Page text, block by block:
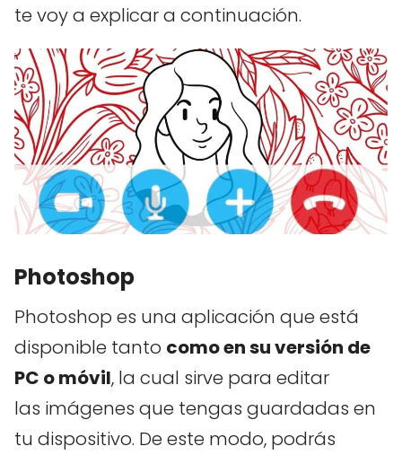
te voy a explicar a continuación.
Photoshop
Photoshop es una aplicación que está
disponible tanto como en su versión de
PC o móvil, la cual sirve para editar
las imágenes que tengas guardadas en
tu dispositivo. De este modo, podrás